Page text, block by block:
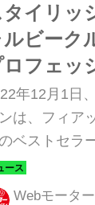
タイリッ
ルビーク
ロフェッ
」が新世
ングカ
最高の1
年12月1日
は、フィア
ベストセラ
）」
8）を発表
Webモータ